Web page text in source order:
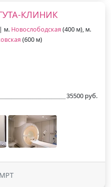
КЛИНИК
| м. Новослободская (400 м), м.
(600 м)
35500 руб.